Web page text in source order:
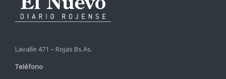
Lavalle 471 – Rojas Bs.As.
Teléfono